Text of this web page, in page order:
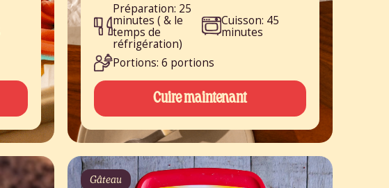
Préparation: 25
minutes ( & le
temps de
réfrigération)
Cuisson: 45
minutes
Portions: 6 portions
Cuire maintenant
Gâteau